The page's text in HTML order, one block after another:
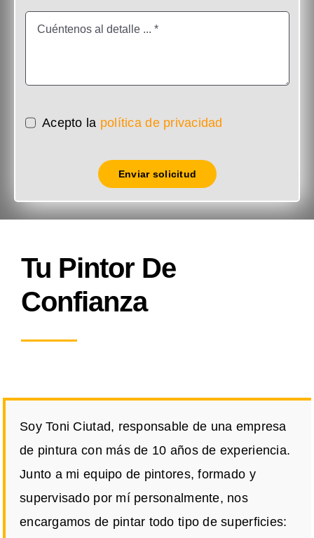
Acepto la política de privacidad
Enviar solicitud
Tu Pintor De
Confianza
Soy Toni Ciutad, responsable de una empresa
de pintura con más de 10 años de experiencia.
Junto a mi equipo de pintores, formado y
supervisado por mí personalmente, nos
encargamos de pintar todo tipo de superficies: